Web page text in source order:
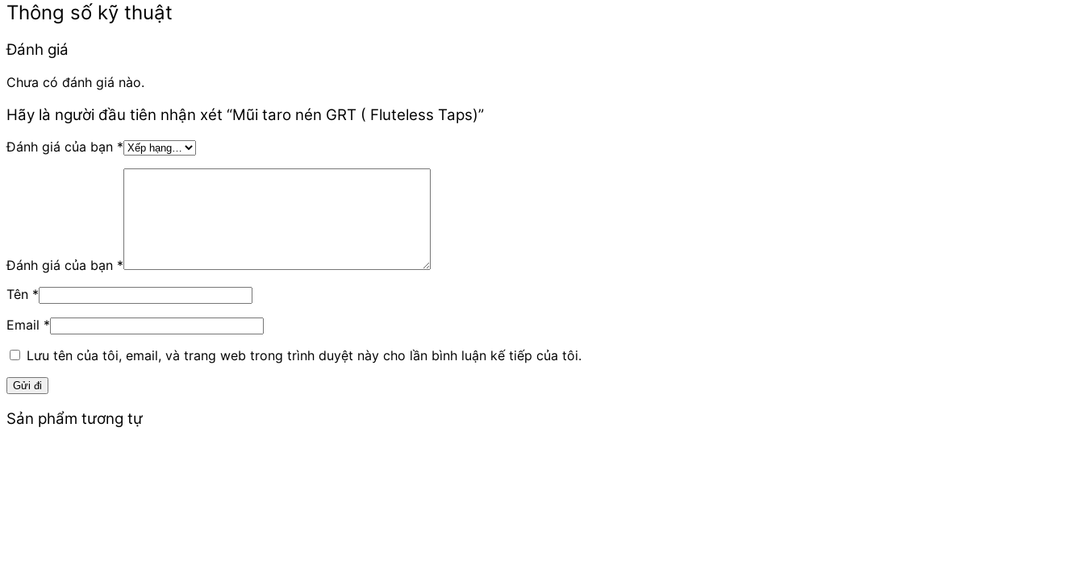
Thông số kỹ thuật
Đánh giá
Chưa có đánh giá nào.
Hãy là người đầu tiên nhận xét “Mũi taro nén GRT ( Fluteless Taps)”
Đánh giá của bạn *
Đánh giá của bạn *
Tên *
Email *
Lưu tên của tôi, email, và trang web trong trình duyệt này cho lần bình luận kế tiếp của tôi.
Sản phẩm tương tự